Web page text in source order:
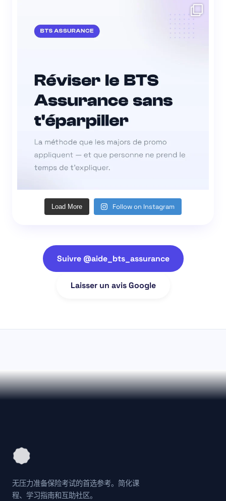
Load More Follow on Instagram
Suivre @aide_bts_assurance
Laisser un avis Google
无压力准备保险考试的首选参考。简化课
程、学习指南和互助社区。